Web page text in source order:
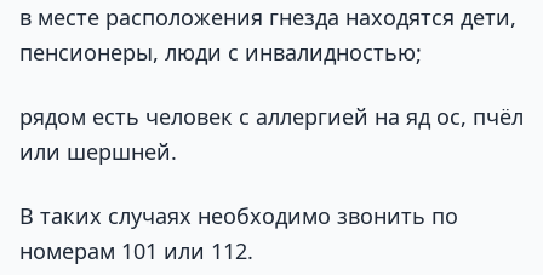
в месте расположения гнезда находятся дети,
пенсионеры, люди с инвалидностью;
рядом есть человек с аллергией на яд ос, пчёл
или шершней.
В таких случаях необходимо звонить по
номерам 101 или 112.